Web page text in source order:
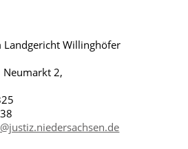
Landgericht Willinghöfer
Neumarkt 2,